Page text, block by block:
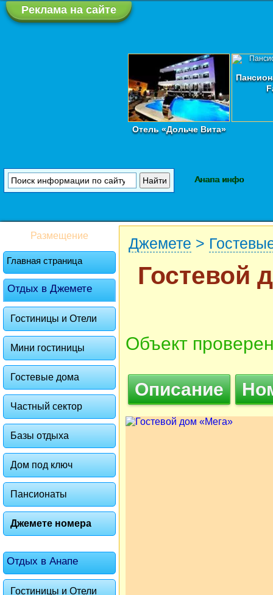
Реклама на сайте
Отель «Дольче Вита»
Анапа инфо
Размещение
Главная страница
Отдых в Джемете
Гостиницы и Отели
Мини гостиницы
Гостевые дома
Частный сектор
Базы отдыха
Дом под ключ
Пансионаты
Джемете номера
Отдых в Анапе
Гостиницы и Отели
Джемете >
Гостевой
Объект
Описание